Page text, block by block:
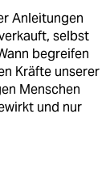
Anleitungen
selbst
begreifen
Kräfte unserer
Menschen
und nur